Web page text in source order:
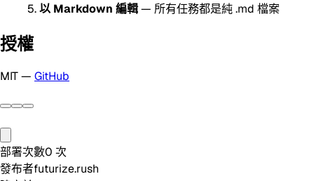
以 Markdown 編輯— 所有任務都是純 .md 檔案
授權
MIT — GitHub
部署次數0 次
發布者futurize.rush